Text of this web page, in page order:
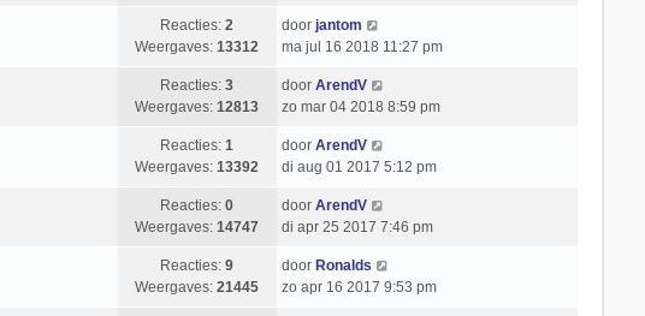
Reacties:2
Weergaves:13312
door jantom
ma jul 16 2018 11:27 pm
Reacties:3
Weergaves:12813
door ArendV
zo mar 04 2018 8:59 pm
Reacties:1
Weergaves:13392
door ArendV
di aug 01 2017 5:12 pm
Reacties:0
Weergaves:14747
door ArendV
di apr 25 2017 7:46 pm
Reacties:9
Weergaves:21445
door Ronalds
zo apr 16 2017 9:53 pm